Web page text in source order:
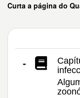
Curta a página do
-